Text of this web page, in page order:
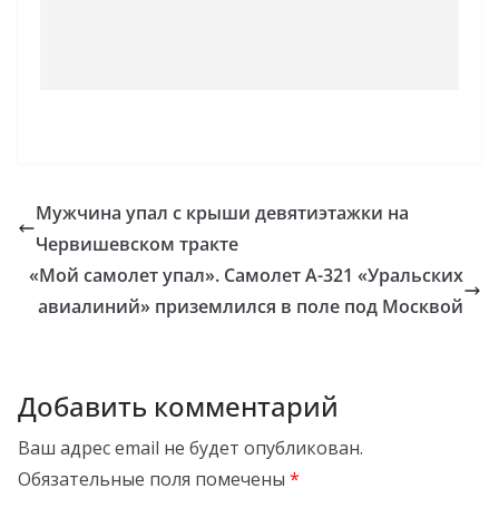
Мужчина упал с крыши девятиэтажки на
Червишевском тракте
«Мой самолет упал». Самолет А-321 «Уральских
авиалиний» приземлился в поле под Москвой
Добавить комментарий
Ваш адрес email не будет опубликован.
Обязательные поля помечены *